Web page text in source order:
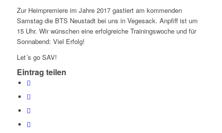
Zur Heimpremiere im Jahre 2017 gastiert am kommenden
Samstag die BTS Neustadt bei uns in Vegesack. Anpfiff ist um
15 Uhr. Wir wünschen eine erfolgreiche Trainingswoche und für
Sonnabend: Viel Erfolg!
Let´s go SAV!
Eintrag teilen